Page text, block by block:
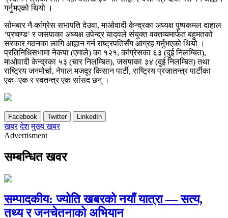
गर्नुभएको थियो ।
सोमबार नै कांग्रेस सभापति देउवा, माओवादी केन्द्रका अध्यक्ष पुष्पकमल दाहाल
‘प्रचण्ड’ र जसपाका अध्यक्ष उपेन्द्र यादवले संयुक्त वक्तव्यमार्फत बहुमतको
सरकार गठनका लागि आह्वान गर्न राष्ट्रपतिसँग आग्रह गर्नुभएको थियो ।
प्रतिनिधिसभामा नेकपा (एमाले) का १२१, कांग्रेसका ६३ (दुई निलम्बित),
माओवादी केन्द्रका ५३ (चार निलम्बित), जसपाका ३४ (दुई निलम्बित) तथा
राष्ट्रिय जनमोर्चा, नेपाल मजदूर किसान पार्टी, राष्ट्रिय प्रजातन्त्र पार्टीका
एक÷एक र स्वतन्त्र एक सांसद छन् ।
Facebook Twitter LinkedIn
खबर देश मुख्य खबर
Advertisment
सम्बन्धित खवर
सम्पादकीय: ज्योति खबरको नयाँ यात्रा — सत्य,
तथ्य र जनचेतनाको अभियान